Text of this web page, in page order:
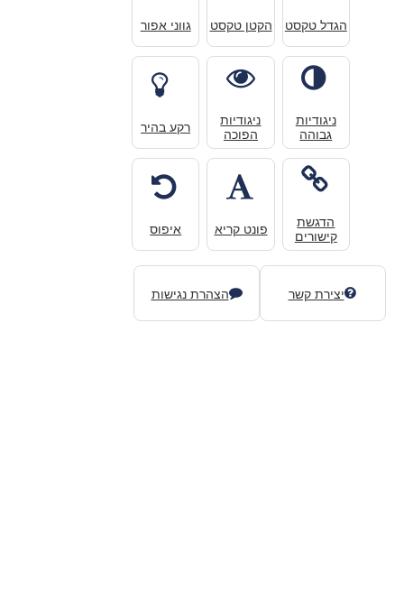
הגדל טקסט הקטן טקסט גווני אפור
ניגודיות
גבוהה
ניגודיות
הפוכה
רקע בהיר
הדגשת
קישורים
פונט קריא איפוס
יצירת קשר הצהרת נגישות